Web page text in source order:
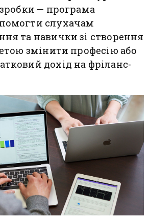
— програма
слухачам
та навички зі створення
змінити професію або
дохід на фріланс-